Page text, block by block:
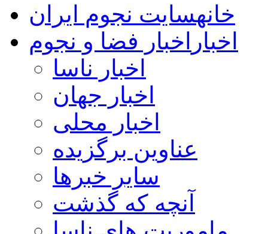
خانهسایت نجوم ایران
اخبار اخبار فضا و نجوم
اخبار ناسا
اخبار جهان
اخبار محلی
عناوین برگزیده
سایر خبرها
آنچه که گذشت